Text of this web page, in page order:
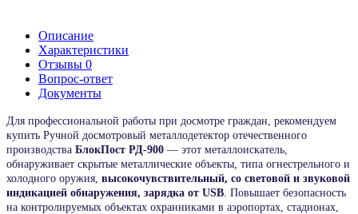
Описание
Характеристики
Отзывы 0
Вопрос-ответ
Документы
Для профессиональной работы при досмотре граждан, рекомендуем
купить Ручной досмотровый металлодетектор отечественного
производства БлокПост РД-900 — этот металлоискатель,
обнаруживает скрытые металлические объекты, типа огнестрельного и
холодного оружия, высокочувствительный, со световой и звуковой
индикацией обнаружения, зарядка от USB . Повышает безопасность
на контролируемых объектах охранниками в аэропортах, стадионах,